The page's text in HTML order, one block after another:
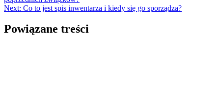
Next: Co to jest spis inwentarza i kiedy się go sporządza?
Powiązane treści